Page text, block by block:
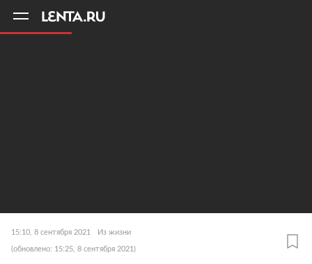
15:10, 8 сентября 2021 Из жизни
(обновлено: 15:25, 8 сентября 2021)